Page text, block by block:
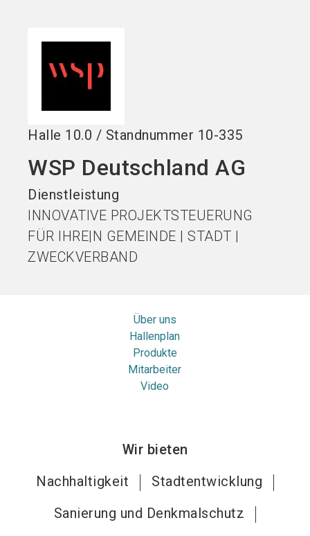
Halle 10.0 / Standnummer 10-335
WSP Deutschland AG
Dienstleistung
INNOVATIVE PROJEKTSTEUERUNG
FÜR IHRE|N GEMEINDE | STADT |
ZWECKVERBAND
Über uns
Hallenplan
Produkte
Mitarbeiter
Video
Wir bieten
Nachhaltigkeit
Stadtentwicklung
Sanierung und Denkmalschutz